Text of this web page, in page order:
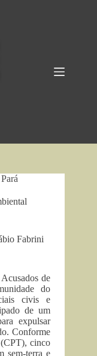
de
do
civis e
de um
expulsar
Conforme
cinco
sem-terra e